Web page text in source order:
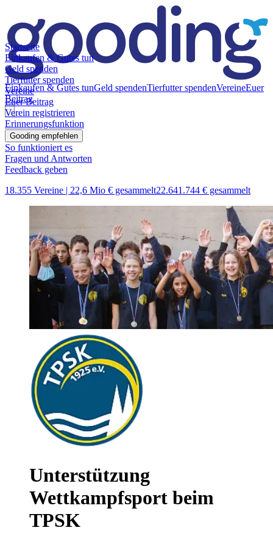
Einkaufen & Gutes tunGeld spendenTierfutter spendenVereineEuer
Beitrag
Startseite
Einkaufen & Gutes tun
Geld spenden
Tierfutter spenden
Vereine
Euer Beitrag
Verein registrieren
Erinnerungsfunktion
Gooding empfehlen
So funktioniert es
Fragen und Antworten
Feedback geben
18.355 Vereine | 22,6 Mio € gesammelt22.641.744 € gesammelt
Unterstützung
Wettkampfsport beim
TPSK